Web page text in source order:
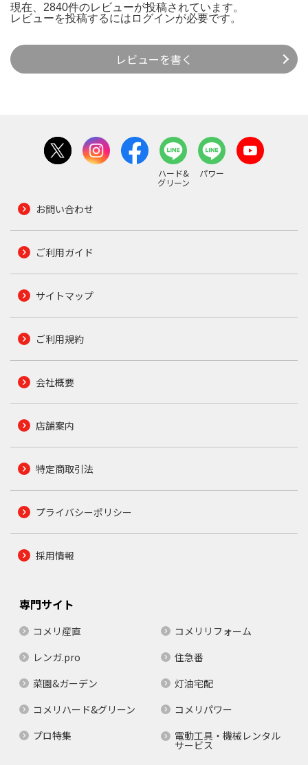
現在、2840件のレビューが投稿されています。
レビューを投稿するには ログインが必要です。
レビューを書く
ハード&
グリーン
パワー
お問い合わせ
ご利用ガイド
サイトマップ
ご利用規約
会社概要
店舗案内
特定商取引法
プライバシーポリシー
採用情報
専門サイト
コメリ産直
コメリリフォーム
レンガ.pro
住急番
菜園&ガーデン
灯油宅配
コメリハード&グリーン
コメリパワー
プロ特集
電動工具・機械レンタル
サービス